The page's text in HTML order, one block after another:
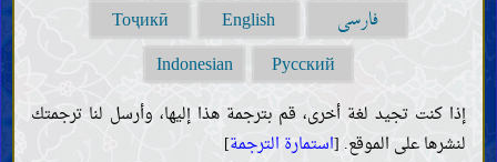
فارسی English
Тоҷикӣ
Русский
Indonesian
إذا كنت تجيد لغة أخرى، قم بترجمة هذا إليها، وأرسل لنا ترجمتك
لنشرها على الموقع. [استمارة الترجمة]